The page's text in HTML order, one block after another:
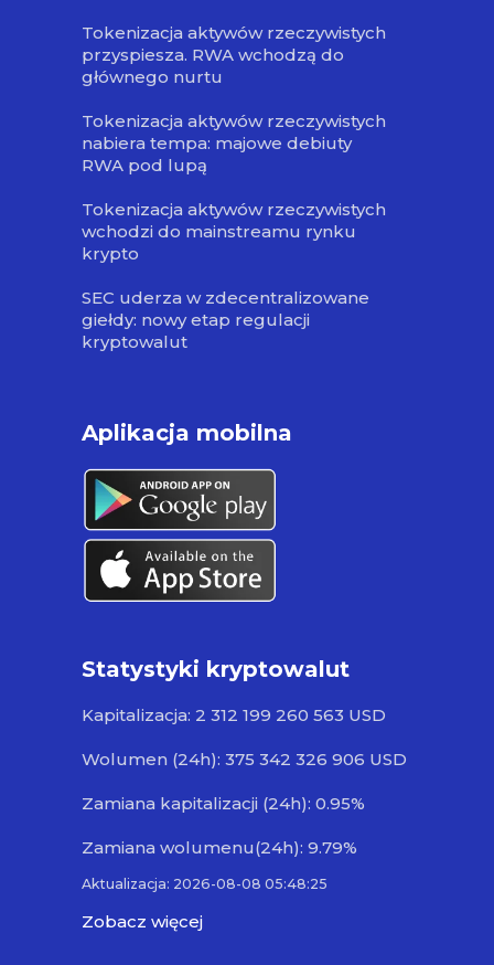
Tokenizacja aktywów rzeczywistych
przyspiesza. RWA wchodzą do
głównego nurtu
Tokenizacja aktywów rzeczywistych
nabiera tempa: majowe debiuty
RWA pod lupą
Tokenizacja aktywów rzeczywistych
wchodzi do mainstreamu rynku
krypto
SEC uderza w zdecentralizowane
giełdy: nowy etap regulacji
kryptowalut
Aplikacja mobilna
Statystyki kryptowalut
Kapitalizacja: 2 312 199 260 563 USD
Wolumen (24h): 375 342 326 906 USD
Zamiana kapitalizacji (24h): 0.95%
Zamiana wolumenu(24h): 9.79%
Aktualizacja: 2026-08-08 05:48:25
Zobacz więcej